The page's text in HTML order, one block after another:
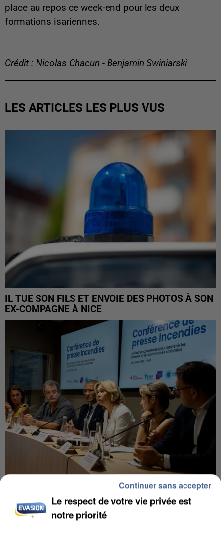
place au repos ce week-end pour les deux
formations isariennes.
Crédit : Nicolas Chacun - Benjamin Swiniarski
LES ARTICLES LES PLUS VUS
IL TUE SON FILS ET ENVOIE DES PHOTOS À SON
EX-COMPAGNE À NICE
INCENDIES : L’ÎLE-DE-FRANCE LANCE UN ÉLAN
DE SOLIDARITÉ AVEC LES...
Le respect de votre vie privée est
notre priorité
Continuer sans accepter